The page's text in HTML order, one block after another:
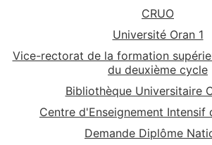
CRUO
Université Oran 1
Vice-rectorat de la formation
du deuxième cycle
Bibliothèque Universitaire
Centre d'Enseignement Intensif
Demande Diplôme